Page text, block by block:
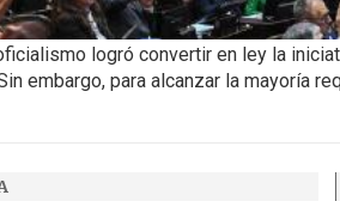
logró convertir en ley la
embargo, para alcanzar la mayoría